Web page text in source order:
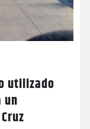
utilizado
un